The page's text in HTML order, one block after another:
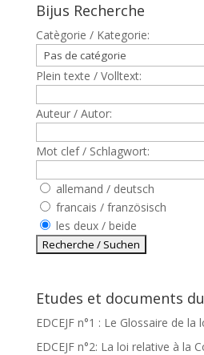
Bijus Recherche
Catègorie / Kategorie:
Plein texte / Volltext:
Auteur / Autor:
Mot clef / Schlagwort:
allemand / deutsch
francais / französisch
les deux / beide
Etudes et documents du
EDCEJF n°1 : Le Glossaire de
EDCEJF n°2: La loi relative à la